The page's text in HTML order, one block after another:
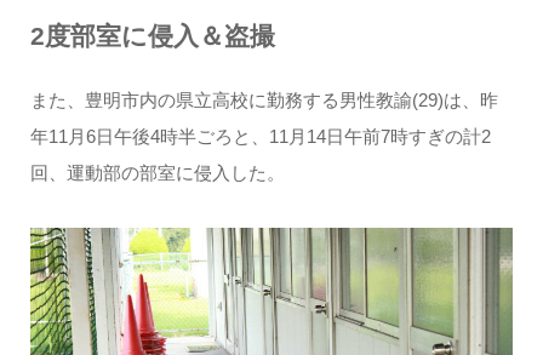
2度部室に侵入＆盗撮
また、豊明市内の県立高校に勤務する男性教諭(29)は、昨
年11月6日午後4時半ごろと、11月14日午前7時すぎの計2
回、運動部の部室に侵入した。